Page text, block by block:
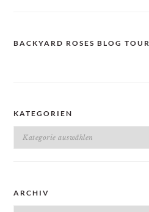
BACKYARD ROSES BLOG TOUR
KATEGORIEN
Kategorien
ARCHIV